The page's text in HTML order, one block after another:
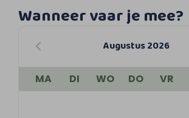
Wanneer vaar je mee?
Augustus 2026
MA DI WO DO VR